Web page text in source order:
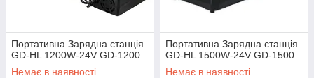
Портативна Зарядна станція
GD-HL 1200W-24V GD-1200
Немає в наявності
Портативна Зарядна станція
GD-HL 1500W-24V GD-1500
Немає в наявності